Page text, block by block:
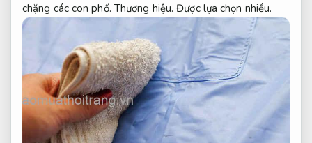
chặng các con phố. Thương hiệu. Được lựa chọn nhiều.